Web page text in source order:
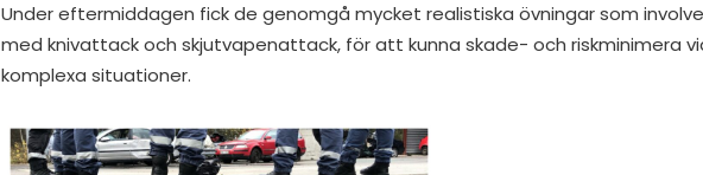
Under eftermiddagen fick de genomgå mycket realistiska övningar som
med knivattack och skjutvapenattack, för att kunna skade- och riskminimera
komplexa situationer.